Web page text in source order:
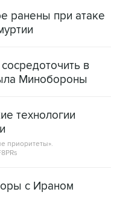
ранены при атаке
в
Минобороны
технологии
приоритеты».
с Ираном